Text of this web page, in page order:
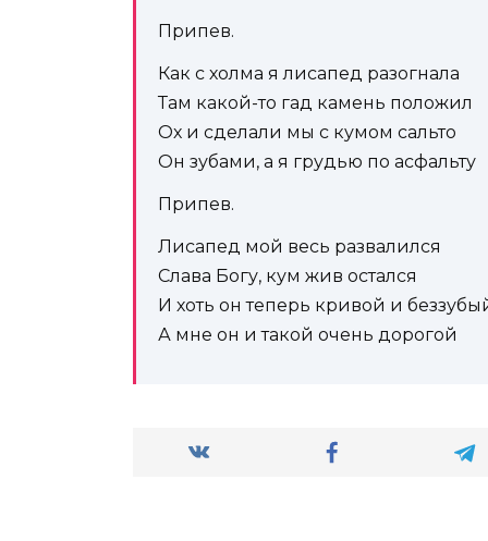
Припев.
Как с холма я лисапед разогнала
Там какой-то гад камень положил
Ох и сделали мы с кумом сальто
Он зубами, а я грудью по асфальту
Припев.
Лисапед мой весь развалился
Слава Богу, кум жив остался
И хоть он теперь кривой и
А мне он и такой очень дорогой